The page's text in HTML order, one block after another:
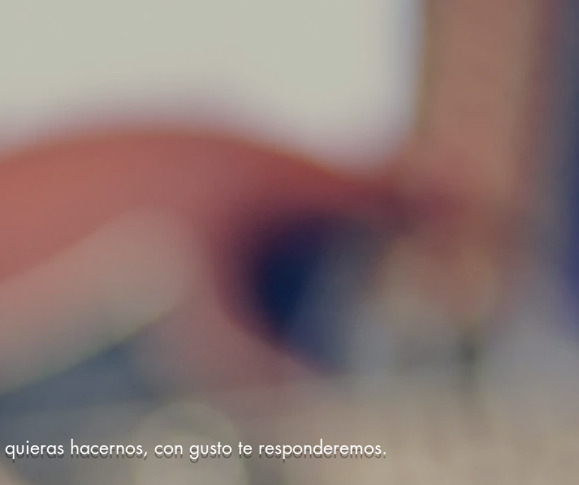
son los mejores de Buenos Aires.
Cuando te inscribis en nuestra escuela de
distintas sedes de Rock School.
que estudiar musica. Es aprender haciendo,
tu oído musical, tu sensibilidad, criterio
y compartir tu experiencia con otros
nos gusta aprendemos mejor".
para las clases de musica y tambien si venis a
que termine la clase
hacernos, con gusto te responderemos.